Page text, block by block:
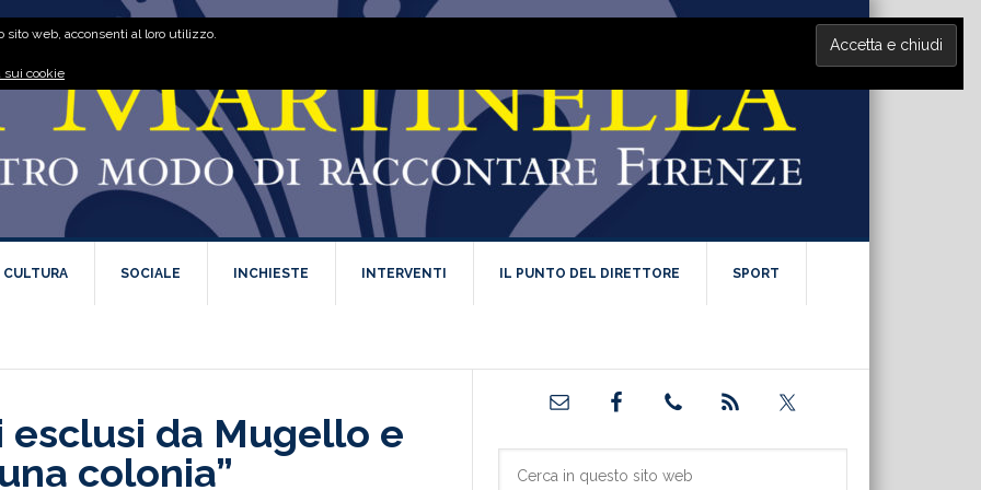
CULTURA SOCIALE INCHIESTE INTERVENTI IL PUNTO DEL DIRETTORE SPORT
da Mugello e
colonia”
Barra
primaria
web, acconsenti al loro utilizzo.
sui cookie